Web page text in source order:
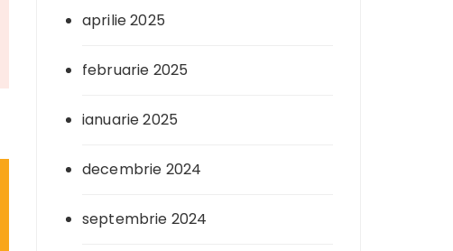
aprilie 2025
februarie 2025
ianuarie 2025
decembrie 2024
septembrie 2024